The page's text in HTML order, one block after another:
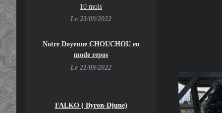
10 mois
Le 23/09/2022
Notre Doyenne CHOUCHOU en
mode repos
Le 21/09/2022
FALKO ( Byron-Djune)